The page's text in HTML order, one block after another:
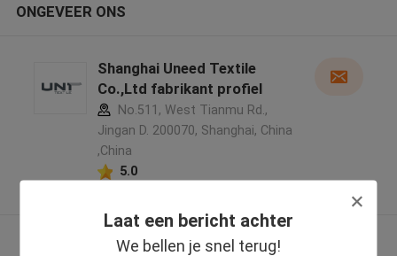
Laat een bericht achter
We bellen je snel terug!
ONGEVEER ONS
Shanghai Uneed Textile
Co.,Ltd fabrikant profiel
No.511, West Tianmu Rd.,
Jingan D. 200070, Shanghai, China
,China
5.0
Bekijk meer